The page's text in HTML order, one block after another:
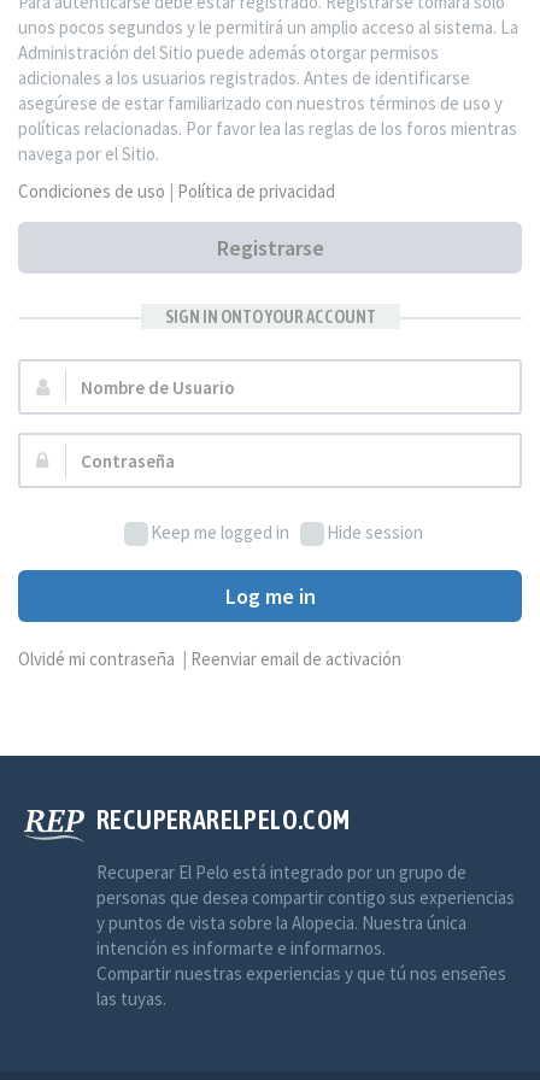
unos pocos segundos y le permitirá un amplio acceso al sistema. La
Administración del Sitio puede además otorgar permisos
adicionales a los usuarios registrados. Antes de identificarse
asegúrese de estar familiarizado con nuestros términos de uso y
políticas relacionadas. Por favor lea las reglas de los foros mientras
navega por el Sitio.
Condiciones de uso | Política de privacidad
Registrarse
SIGN IN ONTO YOUR ACCOUNT
Nombre
de
Usuario:
Contraseña:
Keep me logged in Hide session
Log me in
Olvidé mi contraseña Reenviar email de activación
RECUPERARELPELO.COM
Recuperar El Pelo está integrado por un grupo de
personas que desea compartir contigo sus experiencias
y puntos de vista sobre la Alopecia. Nuestra única
intención es informarte e informarnos.
Compartir nuestras experiencias y que tú nos enseñes
las tuyas.